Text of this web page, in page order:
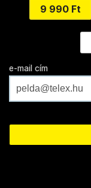
9 990 Ft
e-mail cím